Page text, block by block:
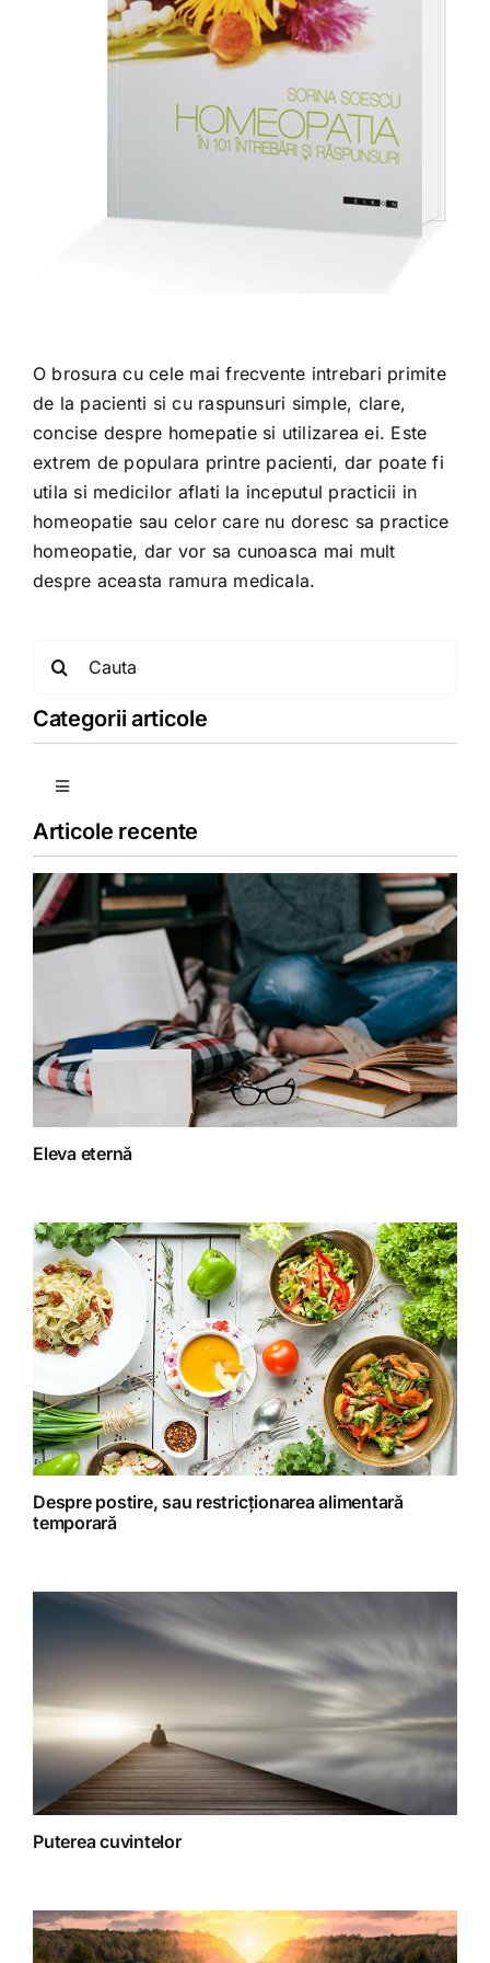
Shop
Tratamente naturale
Iubim fructele
O brosura cu cele mai frecvente intrebari primite
de la pacienti si cu raspunsuri simple, clare,
concise despre homepatie si utilizarea ei. Este
extrem de populara printre pacienti, dar poate fi
utila si medicilor aflati la inceputul practicii in
homeopatie sau celor care nu doresc sa practice
homeopatie, dar vor sa cunoasca mai mult
despre aceasta ramura medicala.
Categorii articole
Toggle
Copii
Detoxifiere
Fără categorie
Fitoterapie
Homeopatie
Retete fructariene
Retete preparate
Retete Raw (nepreparate termic)
Articole recente
Eleva eternă
Despre postire, sau restricționarea alimentară
temporară
Puterea cuvintelor